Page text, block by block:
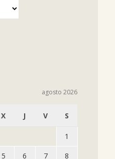
agosto 2026
X J V S
1
5 6 7 8